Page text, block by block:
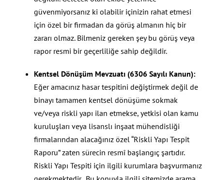
güvenmiyorsanız ki olabilir içinizin rahat etmesi
için özel bir firmadan da görüş almanın hiç bir
zararı olmaz. Bilmeniz gereken şey bu görüş veya
rapor resmi bir geçerliliğe sahip değildir.
Kentsel Dönüşüm Mevzuatı (6306 Sayılı Kanun):
Eğer amacınız hasar tespitini değiştirmek değil de
binayı tamamen kentsel dönüşüme sokmak
ve/veya riskli yapı ilan etmekse, yetkisi olan kamu
kuruluşları veya lisanslı inşaat mühendisliği
firmalarından alacağınız özel “Riskli Yapı Tespit
Raporu” zaten sürecin resmî başlangıç şartıdır.
Riskli Yapı Tespiti için ilgili kurumlara başvurmanız